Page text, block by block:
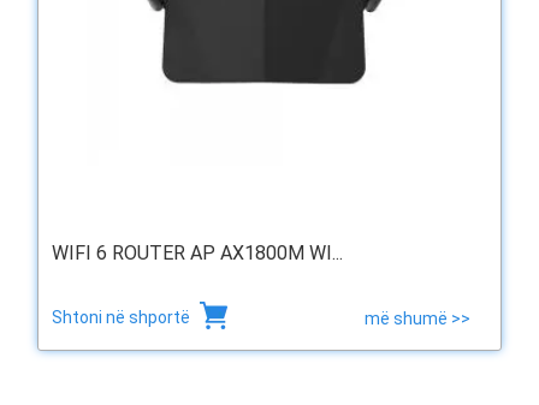
WIFI 6 ROUTER AP AX1800M WI...
Shtoni në shportë më shumë >>